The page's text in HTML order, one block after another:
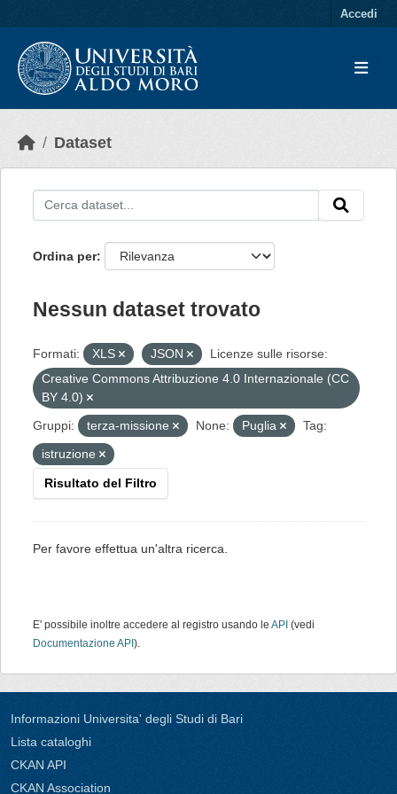
Accedi
Dataset
Ordina per
Nessun dataset trovato
Formati: XLS JSON
Licenze sulle risorse:
Creative Commons Attribuzione 4.0 Internazionale (CC
BY 4.0)
Gruppi:
terza-missione None: Puglia
Tag:
istruzione
Risultato del Filtro
Per favore effettua un'altra ricerca.
E' possibile inoltre accedere al registro usando le API (vedi
Documentazione API ).
Informazioni Universita' degli Studi di Bari
Lista cataloghi
CKAN API
CKAN Association